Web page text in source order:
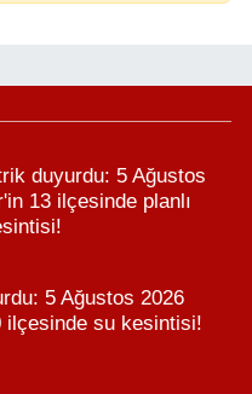
duyurdu: 5 Ağustos
13 ilçesinde planlı
5 Ağustos 2026
ilçesinde su kesintisi!